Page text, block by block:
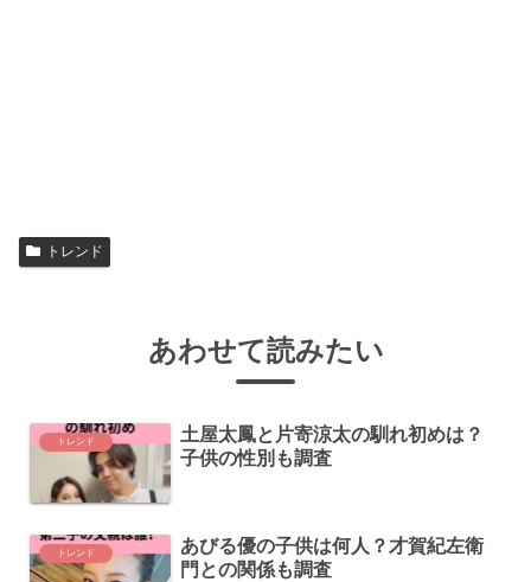
トレンド
あわせて読みたい
トレンド
土屋太鳳と片寄涼太の馴れ初めは？
子供の性別も調査
トレンド
あびる優の子供は何人？才賀紀左衛
門との関係も調査